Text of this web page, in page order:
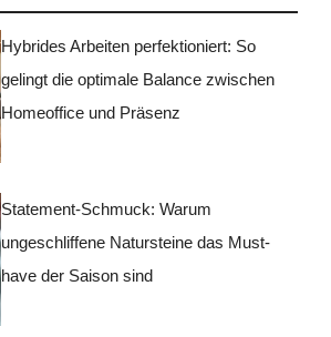
Hybrides Arbeiten perfektioniert: So
gelingt die optimale Balance zwischen
Homeoffice und Präsenz
Statement-Schmuck: Warum
ungeschliffene Natursteine das Must-
have der Saison sind